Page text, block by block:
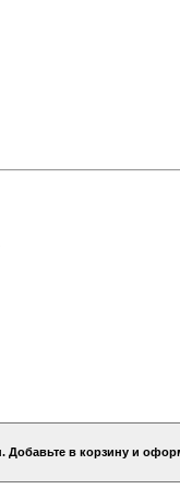
Бесплатно доставим со склада в любой магазин. Добавьте в